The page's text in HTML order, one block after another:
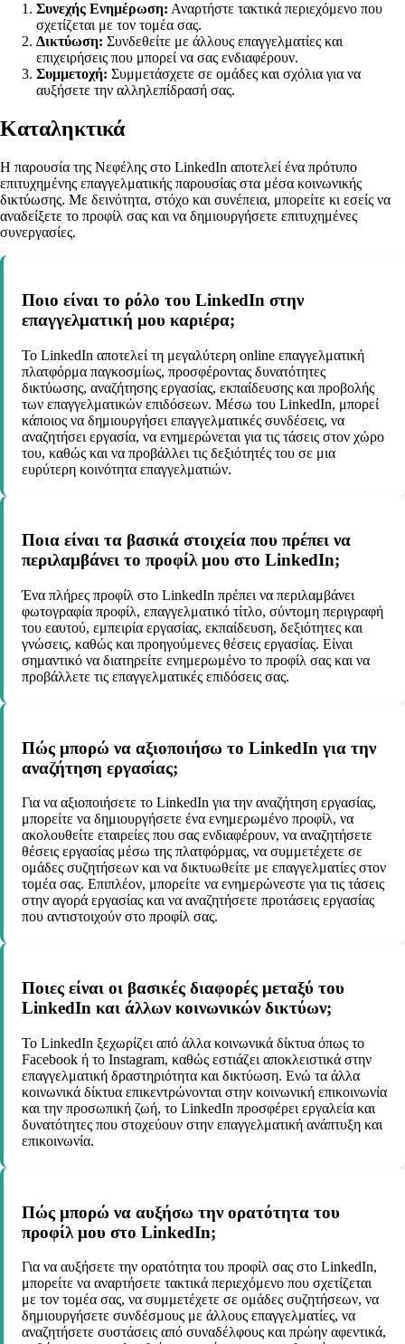
Συνεχής Ενημέρωση: Αναρτήστε τακτικά περιεχόμενο που
σχετίζεται με τον τομέα σας.
Δικτύωση: Συνδεθείτε με άλλους επαγγελματίες και
επιχειρήσεις που μπορεί να σας ενδιαφέρουν.
Συμμετοχή: Συμμετάσχετε σε ομάδες και σχόλια για να
αυξήσετε την αλληλεπίδρασή σας.
Καταληκτικά
Η παρουσία της Νεφέλης στο LinkedIn αποτελεί ένα πρότυπο
επιτυχημένης επαγγελματικής παρουσίας στα μέσα κοινωνικής
δικτύωσης. Με δεινότητα, στόχο και συνέπεια, μπορείτε κι εσείς να
αναδείξετε το προφίλ σας και να δημιουργήσετε επιτυχημένες
συνεργασίες.
Ποιο είναι το ρόλο του LinkedIn στην
επαγγελματική μου καριέρα;
Το LinkedIn αποτελεί τη μεγαλύτερη online επαγγελματική
πλατφόρμα παγκοσμίως, προσφέροντας δυνατότητες
δικτύωσης, αναζήτησης εργασίας, εκπαίδευσης και προβολής
των επαγγελματικών επιδόσεων. Μέσω του LinkedIn, μπορεί
κάποιος να δημιουργήσει επαγγελματικές συνδέσεις, να
αναζητήσει εργασία, να ενημερώνεται για τις τάσεις στον χώρο
του, καθώς και να προβάλλει τις δεξιότητές του σε μια
ευρύτερη κοινότητα επαγγελματιών.
Ποια είναι τα βασικά στοιχεία που πρέπει να
περιλαμβάνει το προφίλ μου στο LinkedIn;
Ένα πλήρες προφίλ στο LinkedIn πρέπει να περιλαμβάνει
φωτογραφία προφίλ, επαγγελματικό τίτλο, σύντομη περιγραφή
του εαυτού, εμπειρία εργασίας, εκπαίδευση, δεξιότητες και
γνώσεις, καθώς και προηγούμενες θέσεις εργασίας. Είναι
σημαντικό να διατηρείτε ενημερωμένο το προφίλ σας και να
προβάλλετε τις επαγγελματικές επιδόσεις σας.
Πώς μπορώ να αξιοποιήσω το LinkedIn για την
αναζήτηση εργασίας;
Για να αξιοποιήσετε το LinkedIn για την αναζήτηση εργασίας,
μπορείτε να δημιουργήσετε ένα ενημερωμένο προφίλ, να
ακολουθείτε εταιρείες που σας ενδιαφέρουν, να αναζητήσετε
θέσεις εργασίας μέσω της πλατφόρμας, να συμμετέχετε σε
ομάδες συζητήσεων και να δικτυωθείτε με επαγγελματίες στον
τομέα σας. Επιπλέον, μπορείτε να ενημερώνεστε για τις τάσεις
στην αγορά εργασίας και να αναζητήσετε προτάσεις εργασίας
που αντιστοιχούν στο προφίλ σας.
Ποιες είναι οι βασικές διαφορές μεταξύ του
LinkedIn και άλλων κοινωνικών δικτύων;
Το LinkedIn ξεχωρίζει από άλλα κοινωνικά δίκτυα όπως το
Facebook ή το Instagram, καθώς εστιάζει αποκλειστικά στην
επαγγελματική δραστηριότητα και δικτύωση. Ενώ τα άλλα
κοινωνικά δίκτυα επικεντρώνονται στην κοινωνική επικοινωνία
και την προσωπική ζωή, το LinkedIn προσφέρει εργαλεία και
δυνατότητες που στοχεύουν στην επαγγελματική ανάπτυξη και
επικοινωνία.
Πώς μπορώ να αυξήσω την ορατότητα του
προφίλ μου στο LinkedIn;
Για να αυξήσετε την ορατότητα του προφίλ σας στο LinkedIn,
μπορείτε να αναρτήσετε τακτικά περιεχόμενο που σχετίζεται
με τον τομέα σας, να συμμετέχετε σε ομάδες συζητήσεων, να
δημιουργήσετε συνδέσμους με άλλους επαγγελματίες, να
αναζητήσετε συστάσεις από συναδέλφους και πρώην αφεντικά,